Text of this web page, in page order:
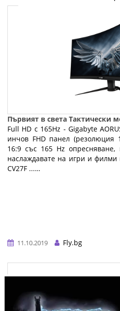
Първият в света Тактически
Full HD с 165Hz - Gigabyte
инчов FHD панел (резолюция
16:9 със 165 Hz
наслаждавате на игри и
CV27F ...…
11.10.2019
Fly.bg